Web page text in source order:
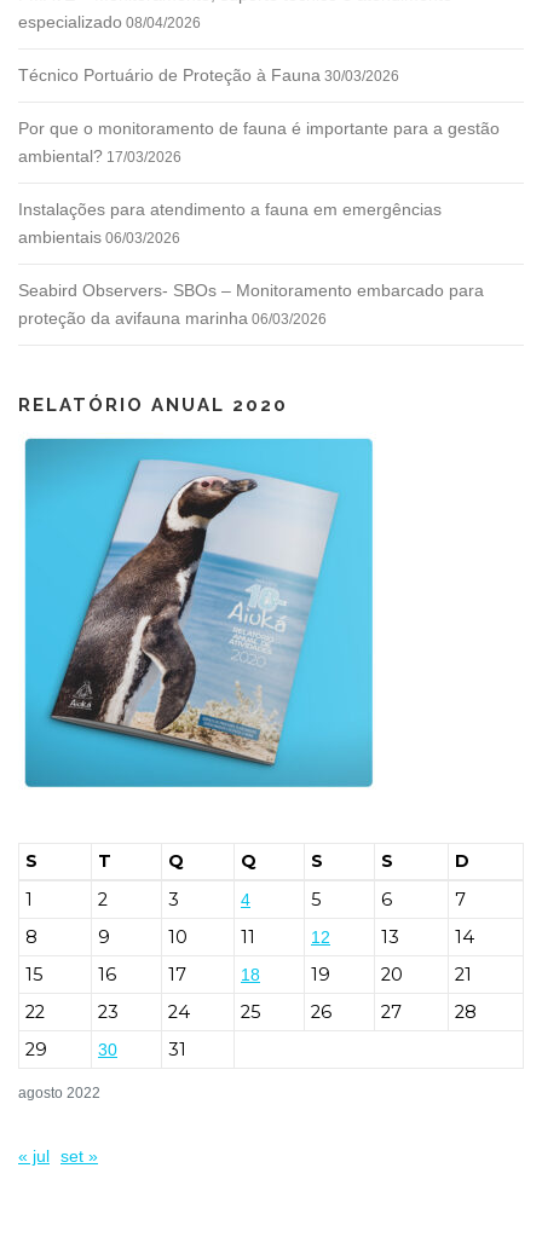
especializado 08/04/2026
Técnico Portuário de Proteção à Fauna 30/03/2026
Por que o monitoramento de fauna é importante para a gestão
ambiental? 17/03/2026
Instalações para atendimento a fauna em emergências
ambientais 06/03/2026
Seabird Observers- SBOs – Monitoramento embarcado para
proteção da avifauna marinha 06/03/2026
RELATÓRIO ANUAL 2020
agosto 2022
S T Q Q S S
D
1
2 3 4 5 6
7
8
9 10 11 12 13
14
15
16 17 18 19 20
21
22
23 24 25 26 27
28
29
30 31
« jul set »